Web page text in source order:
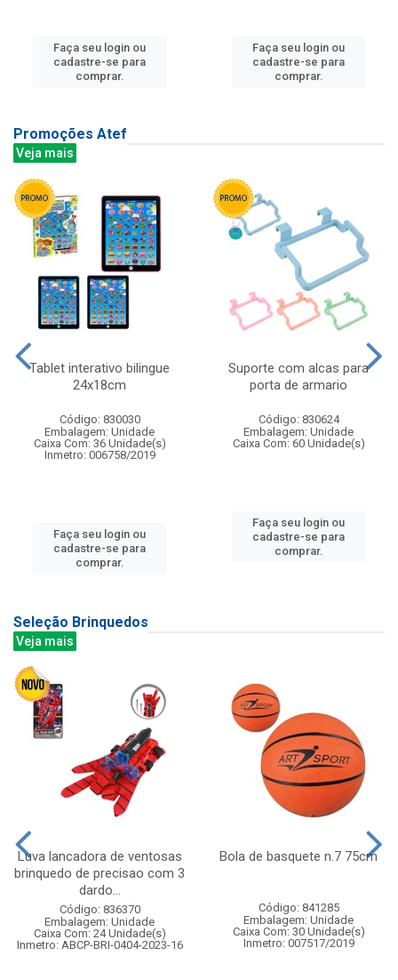
Faça seu login ou
cadastre-se para
comprar.
Faça seu login ou
cadastre-se para
comprar.
Promoções Atef
Veja mais
Tablet interativo bilingue
24x18cm
Código: 830030
Embalagem: Unidade
Caixa Com: 36 Unidade(s)
Inmetro: 006758/2019
Faça seu login ou
cadastre-se para
comprar.
Suporte com alcas para
porta de armario
Código: 830624
Embalagem: Unidade
Caixa Com: 60 Unidade(s)
Faça seu login ou
cadastre-se para
comprar.
Seleção Brinquedos
Veja mais
Luva lancadora de ventosas
brinquedo de precisao com 3
dardo...
Código: 836370
Embalagem: Unidade
Caixa Com: 24 Unidade(s)
Inmetro: ABCP-BRI-0404-2023-16
Bola de basquete n.7 75cm
Código: 841285
Embalagem: Unidade
Caixa Com: 30 Unidade(s)
Inmetro: 007517/2019